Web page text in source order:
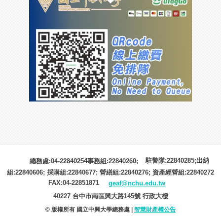
總務處:04-22840254事務組:22840260;
駐警隊:22840285;出納
組:22840606; 採購組:22840677; 營繕組:22840276; 資產經營組:22840272
FAX:04-22851871
geaf@nchu.edu.tw
40227 台中市南區興大路145號 行政大樓
© 版權所有 國立中興大學總務處 | 智慧財產權公告